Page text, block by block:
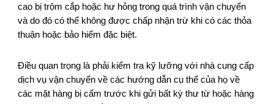
cao bị trộm cắp hoặc hư hỏng trong quá trình vận chuyển
và do đó có thể không được chấp nhận trừ khi có các thỏa
thuận hoặc bảo hiểm đặc biệt.
Điều quan trọng là phải kiểm tra kỹ lưỡng với nhà cung cấp
dịch vụ vận chuyển về các hướng dẫn cụ thể của họ về
các mặt hàng bị cấm trước khi gửi bất kỳ thư từ hoặc hàng